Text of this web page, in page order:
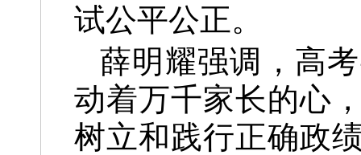
试公平公正。
薛明耀强调， 高
动着万千家长的心
树立和践行正确政